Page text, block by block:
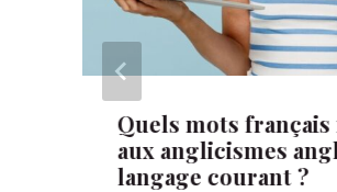
Quels mots
aux anglicismes
langage courant ?